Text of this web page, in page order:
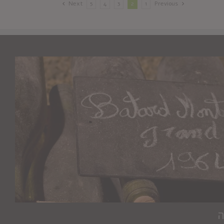
Previous
1
2
3
4
5
Next